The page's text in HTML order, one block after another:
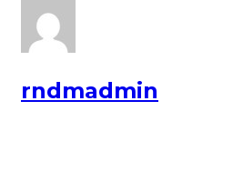
rndmadmin